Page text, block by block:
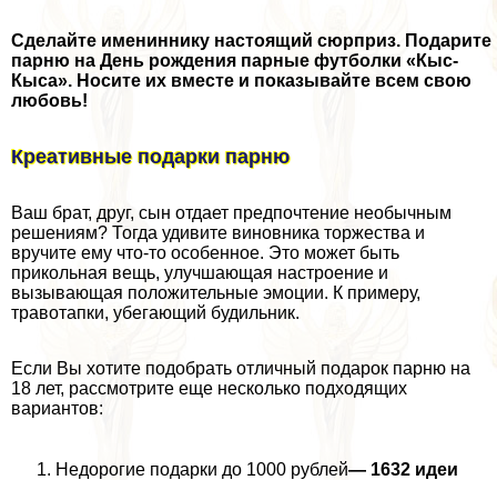
Сделайте имениннику настоящий сюрприз. Подарите
парню на День рождения парные футболки «Кыс-
Кыса». Носите их вместе и показывайте всем свою
любовь!
Креативные подарки парню
Ваш брат, друг, сын отдает предпочтение необычным
решениям? Тогда удивите виновника торжества и
вручите ему что-то особенное. Это может быть
прикольная вещь, улучшающая настроение и
вызывающая положительные эмоции. К примеру,
травотапки, убегающий будильник.
Если Вы хотите подобрать отличный подарок парню на
18 лет, рассмотрите еще несколько подходящих
вариантов:
Недорогие подарки до 1000 рублей— 1632 идеи